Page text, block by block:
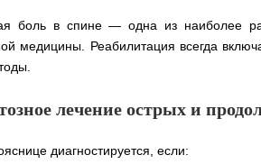
боль в спине — одна из наиболее
медицины. Реабилитация всегда
лечение острых и
диагностируется, если: